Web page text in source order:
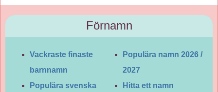
Förnamn
Vackraste finaste
barnnamn
Populära svenska
Populära namn 2026 /
2027
Hitta ett namn